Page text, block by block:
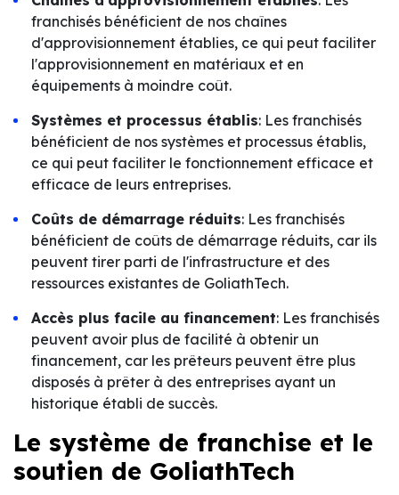
franchisés bénéficient de nos chaînes
d'approvisionnement établies, ce qui peut faciliter
l'approvisionnement en matériaux et en
équipements à moindre coût.
Systèmes et processus établis: Les franchisés
bénéficient de nos systèmes et processus établis,
ce qui peut faciliter le fonctionnement efficace et
efficace de leurs entreprises.
Coûts de démarrage réduits: Les franchisés
bénéficient de coûts de démarrage réduits, car ils
peuvent tirer parti de l'infrastructure et des
ressources existantes de GoliathTech.
Accès plus facile au financement: Les franchisés
peuvent avoir plus de facilité à obtenir un
financement, car les prêteurs peuvent être plus
disposés à prêter à des entreprises ayant un
historique établi de succès.
Le système de franchise et le
soutien de GoliathTech